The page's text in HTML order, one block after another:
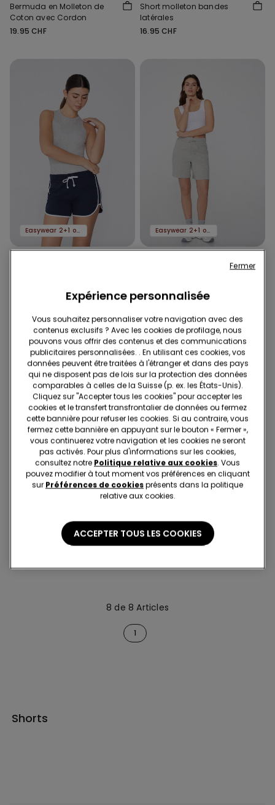
Bermuda en Molleton de
Coton avec Cordon
19.95 CHF
Short molleton bandes
latérales
16.95 CHF
Easywear 2+1 offert Easywear 2+1 offert
Bermuda en Molleton de
19.95 CHF
Short molleton bandes
Short molleton bandes
8 de 8 Articles
1
Shorts
Expérience personnalisée
Vous souhaitez personnaliser votre navigation avec des
contenus exclusifs ? Avec les cookies de profilage, nous
pouvons vous offrir des contenus et des communications
publicitaires personnalisées. . En utilisant ces cookies, vos
données peuvent être traitées à l'étranger et dans des pays
qui ne disposent pas de lois sur la protection des données
comparables à celles de la Suisse (p. ex. les États-Unis).
Cliquez sur "Accepter tous les cookies" pour accepter les
cookies et le transfert transfrontalier de données ou fermez
cette bannière pour refuser les cookies. Si au contraire, vous
fermez cette bannière en appuyant sur le bouton « Fermer »,
vous continuerez votre navigation et les cookies ne seront
pas activés. Pour plus d'informations sur les cookies,
consultez notre Politique relative aux cookies. Vous
pouvez modifier à tout moment vos préférences en cliquant
sur Préférences de cookiesprésents dans la politique
relative aux cookies.
ACCEPTER TOUS LES COOKIES
Fermer